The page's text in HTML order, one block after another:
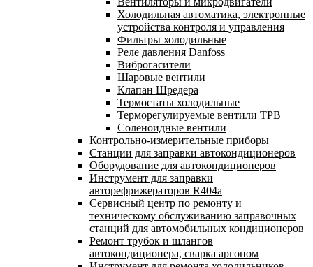
Холодильная автоматика, электронные
устройства контроля и управления
Фильтры холодильные
Реле давления Danfoss
Виброгасители
Шаровые вентили
Клапан Шредера
Термостаты холодильные
Терморегулируемые вентили ТРВ
Соленоидные вентили
Контрольно-измерительные приборы
Станции для заправки автокондиционеров
Оборудование для автокондиционеров
Инструмент для заправки
авторефрижераторов R404a
Сервисный центр по ремонту и
техническому обслуживанию заправочных
станций для автомобильных кондиционеров
Ремонт трубок и шлангов
автокондиционера, сварка аргоном